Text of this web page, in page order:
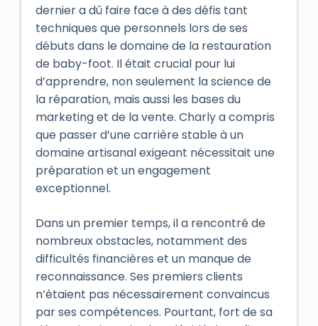
dernier a dû faire face à des défis tant
techniques que personnels lors de ses
débuts dans le domaine de la restauration
de baby-foot. Il était crucial pour lui
d’apprendre, non seulement la science de
la réparation, mais aussi les bases du
marketing et de la vente. Charly a compris
que passer d’une carrière stable à un
domaine artisanal exigeant nécessitait une
préparation et un engagement
exceptionnel.
Dans un premier temps, il a rencontré de
nombreux obstacles, notamment des
difficultés financières et un manque de
reconnaissance. Ses premiers clients
n’étaient pas nécessairement convaincus
par ses compétences. Pourtant, fort de sa